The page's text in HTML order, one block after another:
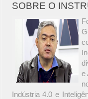
SOBRE O
e
Indústria 4.0 e